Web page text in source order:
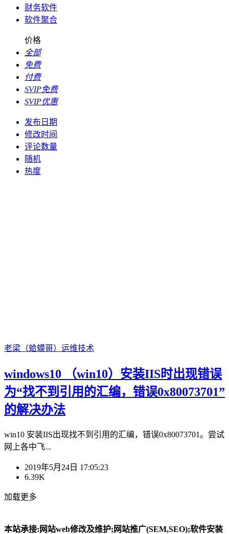
财务软件
软件聚合
价格
全部
免费
付费
SVIP免费
SVIP优惠
发布日期
修改时间
评论数量
随机
热度
老梁（蛤蟆哥） 运维技术
windows10 （win10）安装IIS时出现错误
为“找不到引用的汇编，错误0x80073701”
的解决办法
win10 安装IIS出现找不到引用的汇编，错误0x80073701。尝试
网上各中飞...
2019年5月24日 17:05:23
6.39K
加载更多
本站承接:网站web修改及维护;网站推广(SEM,SEO);软件安装